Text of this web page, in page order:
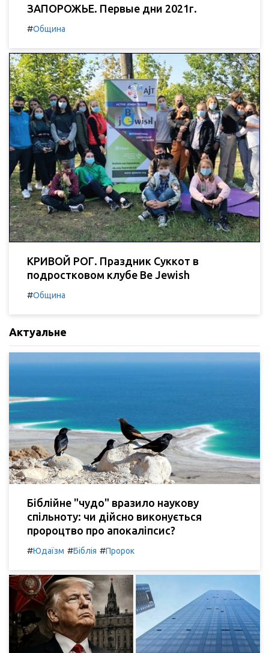
ЗАПОРОЖЬЕ. Первые дни 2021г.
#Община
КРИВОЙ РОГ. Праздник Суккот в
подростковом клубе Be Jewish
#Община
Актуальне
Біблійне "чудо" вразило наукову
спільноту: чи дійсно виконується
пророцтво про апокаліпсис?
#Юдаїзм #Біблія #Пророк